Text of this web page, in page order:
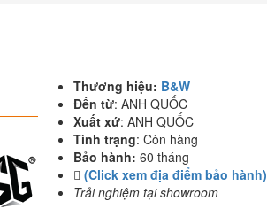
Thương hiệu: B&W
Đến từ: ANH QUỐC
Xuất xứ: ANH QUỐC
Tình trạng: Còn hàng
Bảo hành: 60 tháng
(Click xem địa điểm bảo hành)
Trải nghiệm tại showroom